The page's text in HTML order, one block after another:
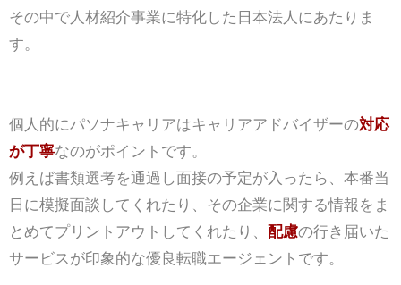
その中で人材紹介事業に特化した日本法人にあたりま
す。
個人的にパソナキャリアはキャリアアドバイザーの対応
が丁寧なのがポイントです。
例えば書類選考を通過し面接の予定が入ったら、本番当
日に模擬面談してくれたり、その企業に関する情報をま
とめてプリントアウトしてくれたり、 配慮の行き届いた
サービスが印象的な優良転職エージェントです。